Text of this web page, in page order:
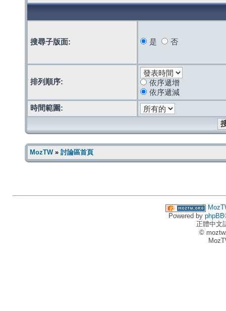
搜尋子版面: 是 否
排列順序:
依序遞增
依序遞減
時間範圍:
MozTW» 討論區首頁
Powered by phpBB
正體中文
©